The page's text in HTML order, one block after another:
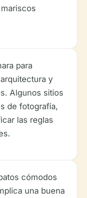
para
y
Algunos sitios
de fotografía,
las reglas
cómodos